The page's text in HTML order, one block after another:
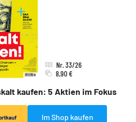
kaufen: 5 Aktien im Fokus
Nr. 33/26
8,90 €
Im Shop kaufen